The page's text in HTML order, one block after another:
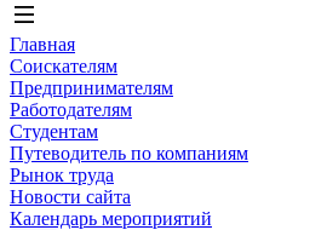
Главная
Соискателям
Предпринимателям
Работодателям
Студентам
Путеводитель по компаниям
Рынок труда
Новости сайта
Календарь мероприятий